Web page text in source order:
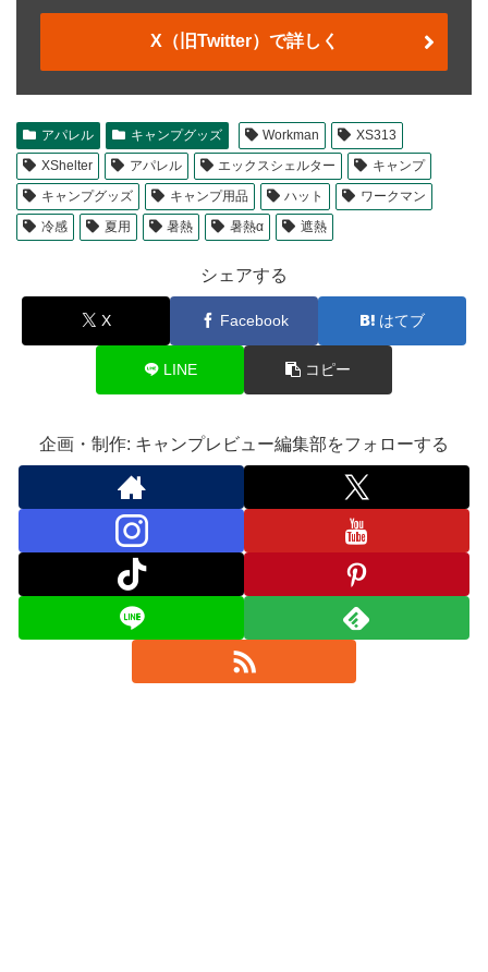
X（旧Twitter）で詳しく
アパレル キャンプグッズ Workman
XS313
XShelter
アパレル エックスシェルター
キャンプ
キャンプグッズ
キャンプ用品 ハット
ワークマン
冷感
夏用 暑熱 暑熱α 遮熱
シェアする
X Facebook はてブ
LINE コピー
企画・制作: キャンプレビュー編集部をフォローする